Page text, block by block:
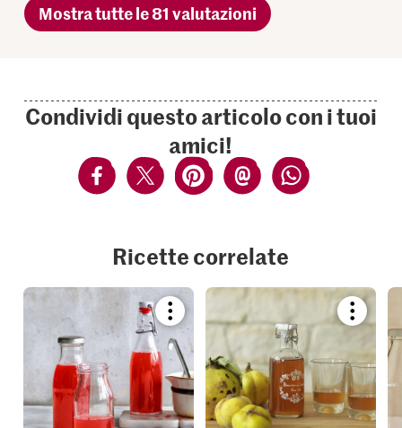
Mostra tutte le 81 valutazioni
Condividi questo articolo con i tuoi
amici!
Ricette correlate
Bookmark
recipe
or
add
it
to
your
collections.
recipe
add
it
to
your